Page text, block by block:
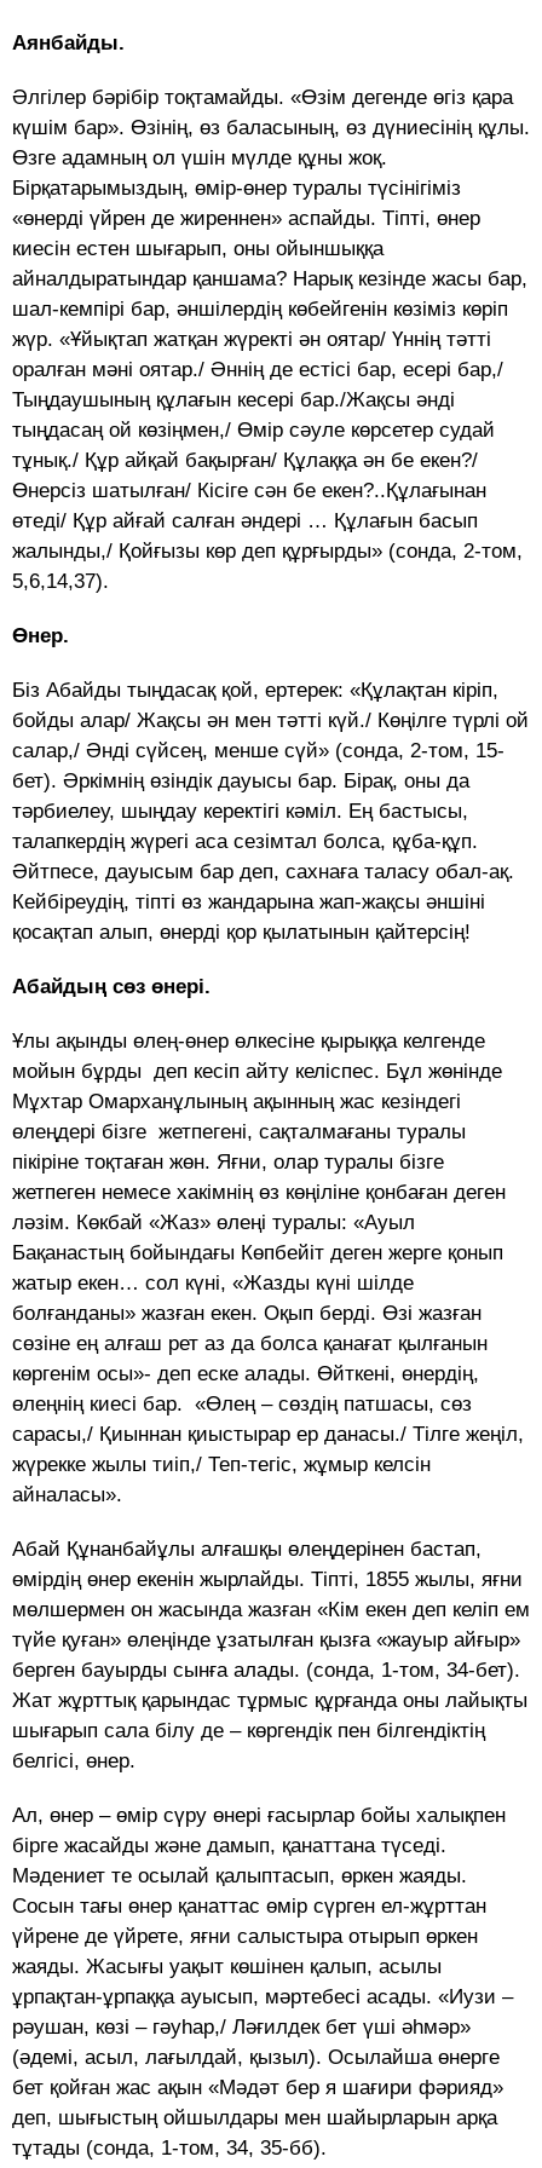
Аянбайды.
Әлгілер бәрібір тоқтамайды. «Өзім дегенде өгіз қара
күшім бар». Өзінің, өз баласының, өз дүниесінің құлы.
Өзге адамның ол үшін мүлде құны жоқ.
Бірқатарымыздың, өмір-өнер туралы түсінігіміз
«өнерді үйрен де жиреннен» аспайды. Тіпті, өнер
киесін естен шығарып, оны ойыншыққа
айналдыратындар қаншама? Нарық кезінде жасы бар,
шал-кемпірі бар, әншілердің көбейгенін көзіміз көріп
жүр. «Ұйықтап жатқан жүректі ән оятар/ Үннің тәтті
оралған мәні оятар./ Әннің де естісі бар, есері бар,/
Тыңдаушының құлағын кесері бар./Жақсы әнді
тыңдасаң ой көзіңмен,/ Өмір сәуле көрсетер судай
тұнық./ Құр айқай бақырған/ Құлаққа ән бе екен?/
Өнерсіз шатылған/ Кісіге сән бе екен?..Құлағынан
өтеді/ Құр айғай салған әндері … Құлағын басып
жалынды,/ Қойғызы көр деп құрғырды» (сонда, 2-том,
5,6,14,37).
Өнер.
Біз Абайды тыңдасақ қой, ертерек: «Құлақтан кіріп,
бойды алар/ Жақсы ән мен тәтті күй./ Көңілге түрлі ой
салар,/ Әнді сүйсең, менше сүй» (сонда, 2-том, 15-
бет). Әркімнің өзіндік дауысы бар. Бірақ, оны да
тәрбиелеу, шыңдау керектігі кәміл. Ең бастысы,
талапкердің жүрегі аса сезімтал болса, құба-құп.
Әйтпесе, дауысым бар деп, сахнаға таласу обал-ақ.
Кейбіреудің, тіпті өз жандарына жап-жақсы әншіні
қосақтап алып, өнерді қор қылатынын қайтерсің!
Абайдың сөз өнері.
Ұлы ақынды өлең-өнер өлкесіне қырыққа келгенде
мойын бұрды деп кесіп айту келіспес. Бұл жөнінде
Мұхтар Омарханұлының ақынның жас кезіндегі
өлеңдері бізге жетпегені, сақталмағаны туралы
пікіріне тоқтаған жөн. Яғни, олар туралы бізге
жетпеген немесе хакімнің өз көңіліне қонбаған деген
ләзім. Көкбай «Жаз» өлеңі туралы: «Ауыл
Бақанастың бойындағы Көпбейіт деген жерге қонып
жатыр екен… сол күні, «Жазды күні шілде
болғанданы» жазған екен. Оқып берді. Өзі жазған
сөзіне ең алғаш рет аз да болса қанағат қылғанын
көргенім осы»- деп еске алады. Өйткені, өнердің,
өлеңнің киесі бар. «Өлең – сөздің патшасы, сөз
сарасы,/ Қиыннан қиыстырар ер данасы./ Тілге жеңіл,
жүрекке жылы тиіп,/ Теп-тегіс, жұмыр келсін
айналасы».
Абай Құнанбайұлы алғашқы өлеңдерінен бастап,
өмірдің өнер екенін жырлайды. Тіпті, 1855 жылы, яғни
мөлшермен он жасында жазған «Кім екен деп келіп ем
түйе қуған» өлеңінде ұзатылған қызға «жауыр айғыр»
берген бауырды сынға алады. (сонда, 1-том, 34-бет).
Жат жұрттық қарындас тұрмыс құрғанда оны лайықты
шығарып сала білу де – көргендік пен білгендіктің
белгісі, өнер.
Ал, өнер – өмір сүру өнері ғасырлар бойы халықпен
бірге жасайды және дамып, қанаттана түседі.
Мәдениет те осылай қалыптасып, өркен жаяды.
Сосын тағы өнер қанаттас өмір сүрген ел-жұрттан
үйрене де үйрете, яғни салыстыра отырып өркен
жаяды. Жасығы уақыт көшінен қалып, асылы
ұрпақтан-ұрпаққа ауысып, мәртебесі асады. «Иузи –
рәушан, көзі – гәуһар,/ Ләғилдек бет үші әһмәр»
(әдемі, асыл, лағылдай, қызыл). Осылайша өнерге
бет қойған жас ақын «Мәдәт бер я шағири фәрияд»
деп, шығыстың ойшылдары мен шайырларын арқа
тұтады (сонда, 1-том, 34, 35-бб).